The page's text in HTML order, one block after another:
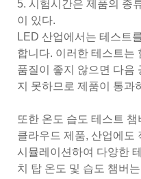
5. 시험시간은 제품의 종
이 있다.
LED 산업에서는 테스트
합니다. 이러한 테스트는
품질이 좋지 않으면 다음
지 못하므로 제품이 통과
또한 온도 습도 테스트
클라우드 제품, 산업에도
시뮬레이션하여 다양한
치 탑 온도 및 습도 챔버